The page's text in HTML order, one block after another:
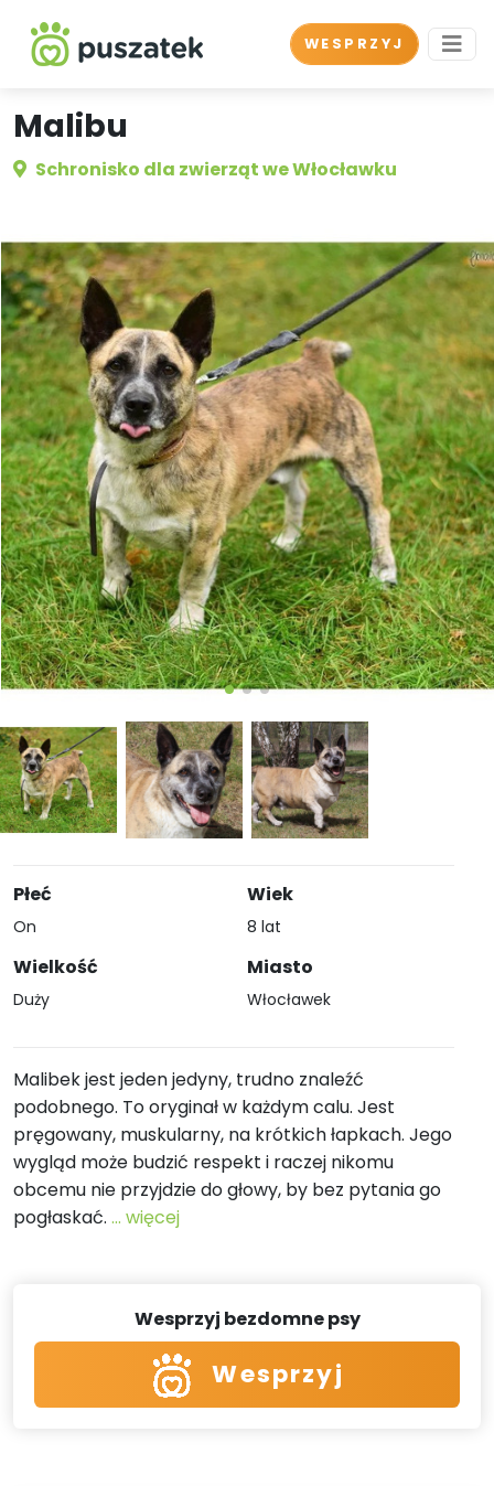
WESPRZYJ
Malibu
Schronisko dla zwierząt we Włocławku
Płeć
On
Wielkość
Duży
Wiek
8 lat
Miasto
Włocławek
Malibek jest jeden jedyny, trudno znaleźć
podobnego. To oryginał w każdym calu. Jest
pręgowany, muskularny, na krótkich łapkach. Jego
wygląd może budzić respekt i raczej nikomu
obcemu nie przyjdzie do głowy, by bez pytania go
pogłaskać. ... więcej
Wesprzyj bezdomne psy
Wesprzyj